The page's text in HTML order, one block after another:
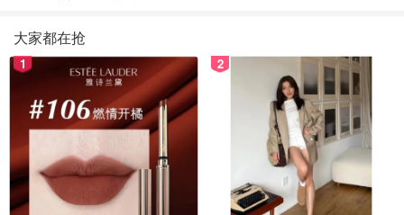
大家都在抢
1 2